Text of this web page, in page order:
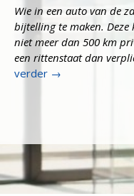
Wie in een auto van de
bijtelling te maken.
niet meer dan 500 km
een rittenstaat dan
verder →